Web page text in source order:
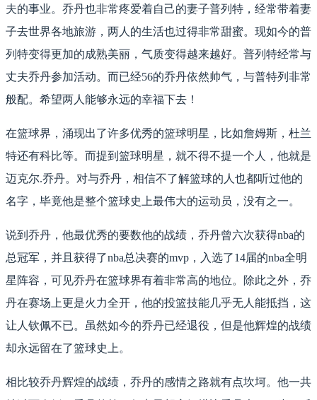
夫的事业。乔丹也非常疼爱着自己的妻子普列特，经常带着妻
子去世界各地旅游，两人的生活也过得非常甜蜜。现如今的普
列特变得更加的成熟美丽，气质变得越来越好。普列特经常与
丈夫乔丹参加活动。而已经56的乔丹依然帅气，与普特列非常
般配。希望两人能够永远的幸福下去！
在篮球界，涌现出了许多优秀的篮球明星，比如詹姆斯，杜兰
特还有科比等。而提到篮球明星，就不得不提一个人，他就是
迈克尔.乔丹。对与乔丹，相信不了解篮球的人也都听过他的
名字，毕竟他是整个篮球史上最伟大的运动员，没有之一。
说到乔丹，他最优秀的要数他的战绩，乔丹曾六次获得nba的
总冠军，并且获得了nba总决赛的mvp，入选了14届的nba全明
星阵容，可见乔丹在篮球界有着非常高的地位。除此之外，乔
丹在赛场上更是火力全开，他的投篮技能几乎无人能抵挡，这
让人钦佩不已。虽然如今的乔丹已经退役，但是他辉煌的战绩
却永远留在了篮球史上。
相比较乔丹辉煌的战绩，乔丹的感情之路就有点坎坷。他一共